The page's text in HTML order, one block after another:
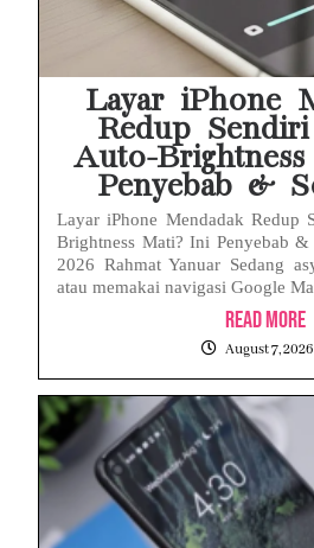
Layar iPhone
Redup
Auto-
Penyebab &
Layar iPhone Mendadak Redup
Brightness Mati? Ini Penyebab
2026 Rahmat Yanuar Sedang
atau memakai navigasi Google
Read More
August 7, 2026